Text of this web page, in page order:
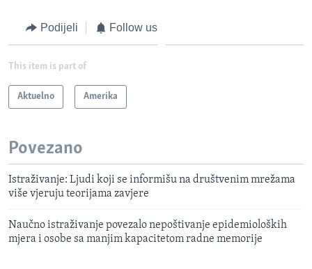
Podijeli Follow us
This item is part of
Aktuelno Amerika
Povezano
Istraživanje: Ljudi koji se informišu na društvenim mrežama
više vjeruju teorijama zavjere
Naučno istraživanje povezalo nepoštivanje epidemioloških
mjera i osobe sa manjim kapacitetom radne memorije